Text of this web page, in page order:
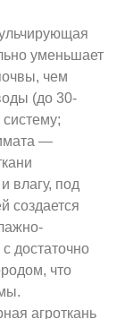
уменьшает
чем
(до 30-
—
влагу, под
создается
достаточно
что
агроткань